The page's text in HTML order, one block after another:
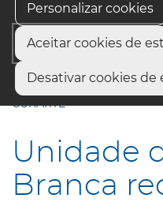
Personalizar cookies
Aceitar cookies de
Desativar cookies de
Início
Unidade de Saúde da
CURARTE
Unidade
Branca